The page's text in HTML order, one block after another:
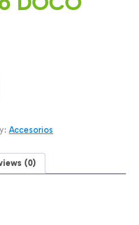
Accesorios
(0)